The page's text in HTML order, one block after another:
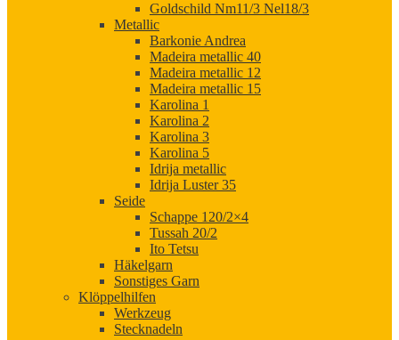
Goldschild Nm11/3 Nel18/3
Metallic
Barkonie Andrea
Madeira metallic 40
Madeira metallic 12
Madeira metallic 15
Karolina 1
Karolina 2
Karolina 3
Karolina 5
Idrija metallic
Idrija Luster 35
Seide
Schappe 120/2×4
Tussah 20/2
Ito Tetsu
Häkelgarn
Sonstiges Garn
Klöppelhilfen
Werkzeug
Stecknadeln